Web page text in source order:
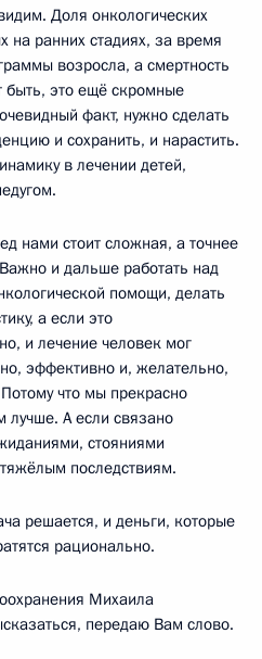
Доля онкологических
на ранних стадиях, за время
возросла, а смертность
это ещё скромные
факт, нужно сделать
и сохранить, и нарастить.
в лечении детей,
нами стоит сложная, а точнее
и дальше работать над
помощи, делать
а если это
и лечение человек мог
эффективно и, желательно,
что мы прекрасно
лучше. А если связано
стояниями
последствиям.
решается, и деньги, которые
рационально.
Михаила
передаю Вам слово.